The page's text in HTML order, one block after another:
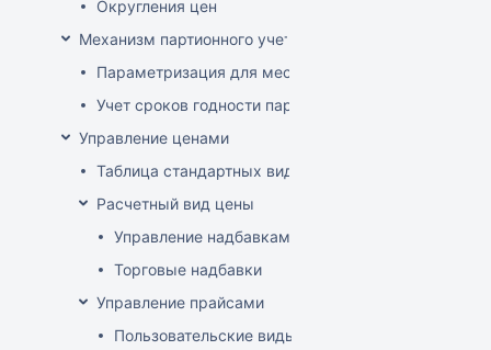
Округления цен
Механизм партионного учета
Параметризация для места хранения механизма
Учет сроков годности партий
Управление ценами
Таблица стандартных видов цен
Расчетный вид цены
Управление надбавками
Торговые надбавки
Управление прайсами
Пользовательские виды цен